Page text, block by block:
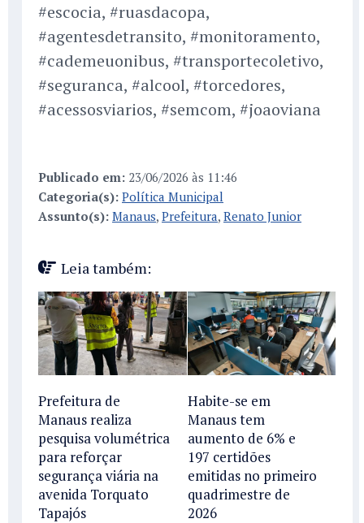
#escocia, #ruasdacopa,
#agentesdetransito, #monitoramento,
#cademeuonibus, #transportecoletivo,
#seguranca, #alcool, #torcedores,
#acessosviarios, #semcom, #joaoviana
Publicado em: 23/06/2026 às 11:46
Categoria(s): Política Municipal
Assunto(s): Manaus, Prefeitura, Renato Junior
Leia também:
Prefeitura de
Manaus realiza
pesquisa volumétrica
para reforçar
segurança viária na
avenida Torquato
Tapajós
Habite-se em
Manaus tem
aumento de 6% e
197 certidões
emitidas no primeiro
quadrimestre de
2026